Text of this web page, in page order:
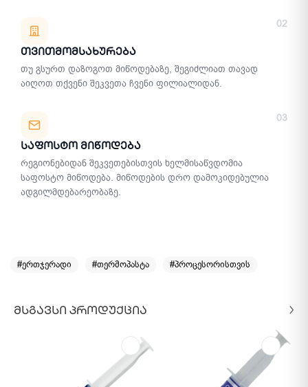
02
Თვითმომსახურება
თუ გსურთ დაზოგოთ მიწოდებაზე, შეგიძლიათ თავად
აიღოთ თქვენი შეკვეთა ჩვენი ფილიალიდან.
03
Საფოსტო Მიწოდება
რეგიონებიდან შეკვეთებისთვის ხელმისაწვდომია
საფოსტო მიწოდება. მიწოდების დრო დამოკიდებულია
ადგილმდებარეობაზე.
#ერთჯერადი #თერმოპასტა #პროცესორისთვის
ᲛᲡᲒᲐᲕᲡᲘ ᲞᲠᲝᲓᲣᲥᲪᲘᲐ